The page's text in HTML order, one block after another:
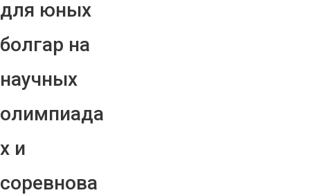
для юных
болгар на
научных
олимпиада
х и
соревнова